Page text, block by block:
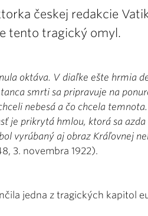
českej redakcie
tento tragický omyl.
oktáva. V diaľke ešte hrmia
smrti sa pripravuje na
nebesá a čo chcela temnota.
je prikrytá hmlou, ktorá sa
vyrúbaný aj obraz Kráľovnej
3. novembra 1922).
jedna z tragických kapitol